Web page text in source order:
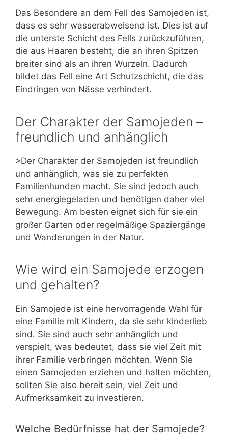
Das Besondere an dem Fell des Samojeden ist,
dass es sehr wasserabweisend ist. Dies ist auf
die unterste Schicht des Fells zurückzuführen,
die aus Haaren besteht, die an ihren Spitzen
breiter sind als an ihren Wurzeln. Dadurch
bildet das Fell eine Art Schutzschicht, die das
Eindringen von Nässe verhindert.
Der Charakter der Samojeden –
freundlich und anhänglich
>Der Charakter der Samojeden ist freundlich
und anhänglich, was sie zu perfekten
Familienhunden macht. Sie sind jedoch auch
sehr energiegeladen und benötigen daher viel
Bewegung. Am besten eignet sich für sie ein
großer Garten oder regelmäßige Spaziergänge
und Wanderungen in der Natur.
Wie wird ein Samojede erzogen
und gehalten?
Ein Samojede ist eine hervorragende Wahl für
eine Familie mit Kindern, da sie sehr kinderlieb
sind. Sie sind auch sehr anhänglich und
verspielt, was bedeutet, dass sie viel Zeit mit
ihrer Familie verbringen möchten. Wenn Sie
einen Samojeden erziehen und halten möchten,
sollten Sie also bereit sein, viel Zeit und
Aufmerksamkeit zu investieren.
Welche Bedürfnisse hat der Samojede?